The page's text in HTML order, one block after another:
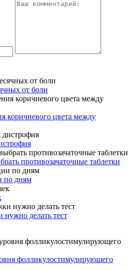
от боли
коричневого цвета между
противозачаточные таблетки
по дням
нужно делать тест
фолликулостимулирующего